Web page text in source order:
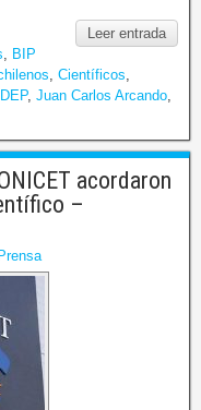
Leer entrada
BIP
Científicos
, Juan Carlos Arcando
acordaron
–
Prensa